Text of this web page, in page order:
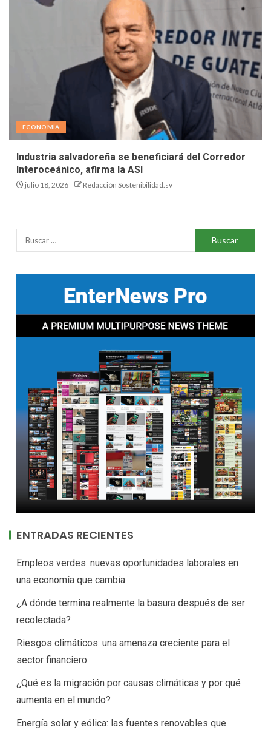
ECONOMÍA
Industria salvadoreña se beneficiará del Corredor
Interoceánico, afirma la ASI
julio 18, 2026 Redacción Sostenibilidad.sv
ENTRADAS RECIENTES
Empleos verdes: nuevas oportunidades laborales en
una economía que cambia
¿A dónde termina realmente la basura después de ser
recolectada?
Riesgos climáticos: una amenaza creciente para el
sector financiero
¿Qué es la migración por causas climáticas y por qué
aumenta en el mundo?
Energía solar y eólica: las fuentes renovables que